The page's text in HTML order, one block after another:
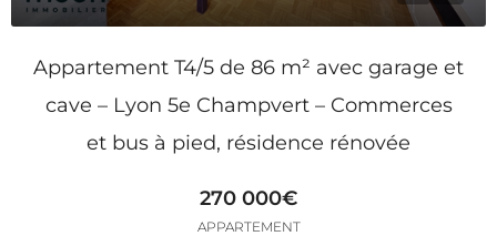
Appartement T4/5 de 86 m² avec garage et
cave – Lyon 5e Champvert – Commerces
et bus à pied, résidence rénovée
270 000€
APPARTEMENT